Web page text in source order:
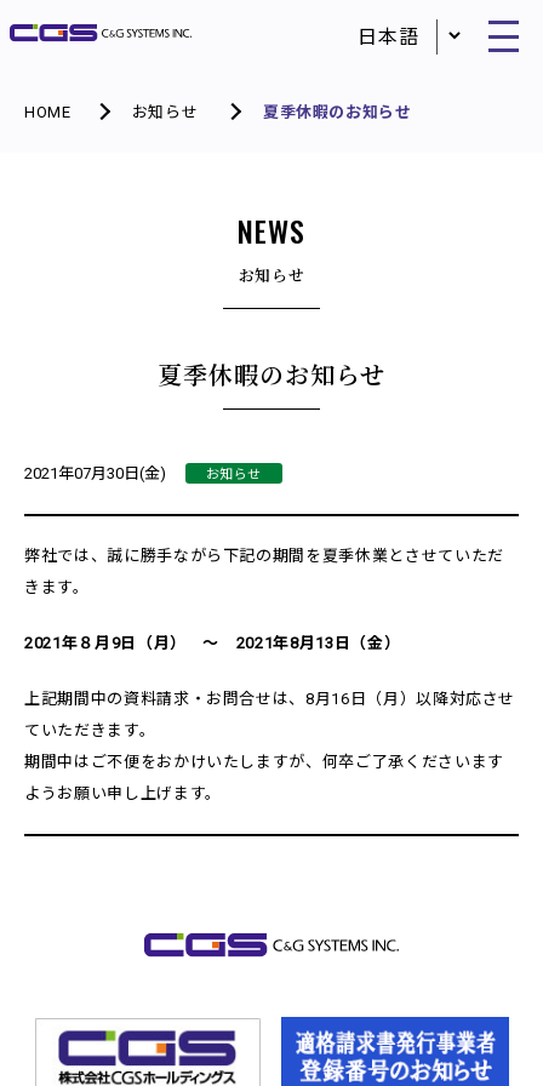
HOME お知らせ 夏季休暇のお知らせ
NEWS
お知らせ
夏季休暇のお知らせ
2021年07月30日(金) お知らせ
弊社では、誠に勝手ながら下記の期間を夏季休業とさせていただ
きます。
2021年８月9日（月） ～ 2021年8月13日（金）
上記期間中の資料請求・お問合せは、8月16日（月）以降対応させ
ていただきます。
期間中はご不便をおかけいたしますが、何卒ご了承くださいます
ようお願い申し上げます。